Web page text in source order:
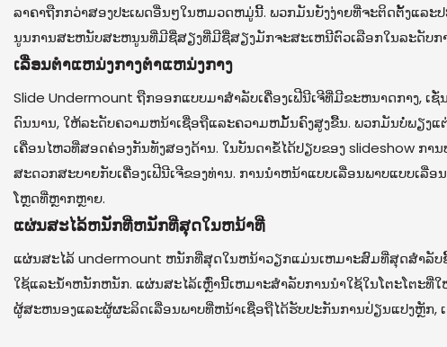
ລາຄາຖືກກວ່າສອງປະເພດອື່ນໆໃນຫມວດຫມູ່ນີ້. ພວກມັນຍັງງ່າຍທີ່ຈະຕິດຕັ້ງແລະ
ນູນການສະຫນັບສະຫນູນທີ່ມີຊື່ສຽງທີ່ມີຊື່ສຽງມັກຈະສະເຫນີຕົວເລືອກໃນລະດັບກາ
ເລື່ອນຕໍາແຫນ່ງກາງຕໍາແຫນ່ງກາງ
Slide Undermount ຖືກອອກແບບມາສໍາລັບເຄື່ອງເຟີນີເຈີທີ່ມີຂະຫນາດກາງ,
ດົນນານ, ໃຫ້ລະດັບຄວາມຫນ້າເຊື່ອຖືແລະຄວາມຫມັ້ນຄົງສູງຂື້ນ. ພວກມັນບໍ່ພຽງ
ເຄື່ອນໄຫວທີ່ສອດຄ່ອງກັນທັງສອງດ້ານ. ໃນບັນດາຂໍ້ໄດ້ປຽບຂອງ slideshow ກ
ສະດວກສະບາຍກັບເຄື່ອງເຟີນີເຈີຂອງທ່ານ. ການນໍາຫນ້າແບບເລື່ອນພາບແບບເ
ໂຫຼດທີ່ຫຼາກຫຼາຍ.
ແຜ່ນສະໄລ້ຫນັກທີ່ຫນັກທີ່ສຸດໃນຫນ້າທີ່
ແຜ່ນສະໄລ້ undermount ຫນັກທີ່ສຸດໃນຫນ້າວຽກແມ່ນເຫມາະສົມທີ່ສຸດສໍາລັບ
ໃຊ້ແລະນ້ໍາຫນັກຫນັກ. ແຜ່ນສະໄລ້ເຫຼົ່ານີ້ເຫມາະສໍາລັບການນໍາໃຊ້ໃນໂຕະໂຕະທີ່
ຜູ້ສະຫນອງແລະຜູ້ຜະລິດເລື່ອນພາບທີ່ຫນ້າເຊື່ອຖືໄດ້ຮັບປະກັນການປ່ຽນແປງຫຼັກ